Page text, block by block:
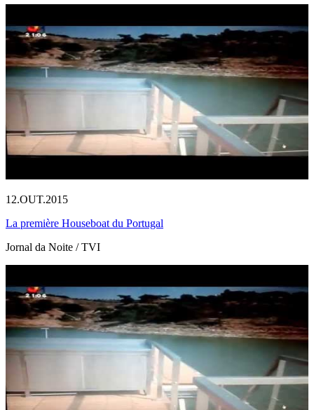
12.OUT.2015
La première Houseboat du Portugal
Jornal da Noite / TVI